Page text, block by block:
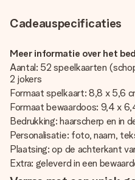
Cadeauspecificaties
Meer informatie over het
Aantal: 52 speelkaarten
2 jokers
Formaat spelkaart: 8,8 x 5,6
Formaat bewaardoos: 9,4 x
Bedrukking: haarscherp en in
Personalisatie: foto, naam,
Plaatsing: op de achterkant
Extra: geleverd in een